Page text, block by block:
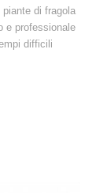
di fragola
e professionale
difficili